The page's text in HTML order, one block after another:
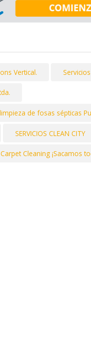
Vertical.
de fosas sépticas
SERVICIOS CLEAN CITY
Cleaning ¡Sacamos